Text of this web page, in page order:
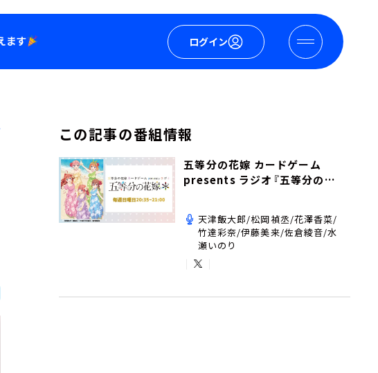
ログイン
この記事の番組情報
五等分の花嫁 カードゲーム
presents ラジオ『五等分の花
天津飯大郎/松岡禎丞/花澤香菜/
竹達彩奈/伊藤美来/佐倉綾音/水
瀬いのり